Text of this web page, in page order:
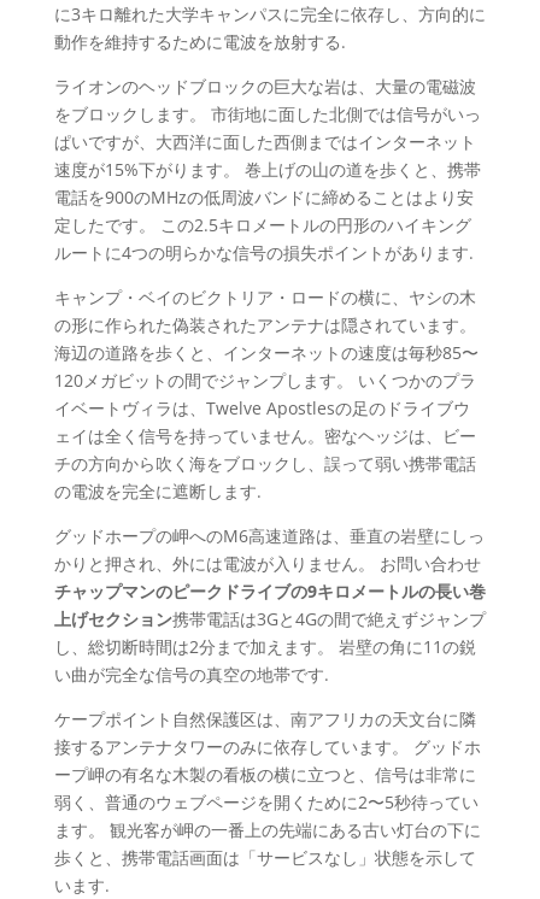
に3キロ離れた大学キャンパスに完全に依存し、方向的に
動作を維持するために電波を放射する.
ライオンのヘッドブロックの巨大な岩は、大量の電磁波
をブロックします。 市街地に面した北側では信号がいっ
ぱいですが、大西洋に面した西側まではインターネット
速度が15%下がります。 巻上げの山の道を歩くと、携帯
電話を900のMHzの低周波バンドに締めることはより安
定したです。 この2.5キロメートルの円形のハイキング
ルートに4つの明らかな信号の損失ポイントがあります.
キャンプ・ベイのビクトリア・ロードの横に、ヤシの木
の形に作られた偽装されたアンテナは隠されています。
海辺の道路を歩くと、インターネットの速度は毎秒85〜
120メガビットの間でジャンプします。 いくつかのプラ
イベートヴィラは、Twelve Apostlesの足のドライブウ
ェイは全く信号を持っていません。密なヘッジは、ビー
チの方向から吹く海をブロックし、誤って弱い携帯電話
の電波を完全に遮断します.
グッドホープの岬へのM6高速道路は、垂直の岩壁にしっ
かりと押され、外には電波が入りません。 お問い合わせ
チャップマンのピークドライブの9キロメートルの長い巻
上げセクション携帯電話は3Gと4Gの間で絶えずジャンプ
し、総切断時間は2分まで加えます。 岩壁の角に11の鋭
い曲が完全な信号の真空の地帯です.
ケープポイント自然保護区は、南アフリカの天文台に隣
接するアンテナタワーのみに依存しています。 グッドホ
ープ岬の有名な木製の看板の横に立つと、信号は非常に
弱く、普通のウェブページを開くために2〜5秒待ってい
ます。 観光客が岬の一番上の先端にある古い灯台の下に
歩くと、携帯電話画面は「サービスなし」状態を示して
います.